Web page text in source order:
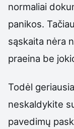
normaliai
panikos.
sąskaita nėra
praeina be
Todėl
neskaldykite
pavedimų